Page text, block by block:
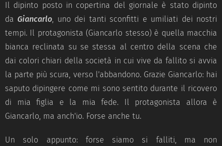
Il dipinto posto in copertina del giornale è stato dipinto
daGiancarlo, uno dei tanti sconfitti e umiliati dei nostri
tempi. Il protagonista (Giancarlo stesso) è quella macchia
bianca reclinata su se stessa al centro della scena che
dai colori chiari della società in cui vive da fallito si avvia
la parte più scura, verso l'abbandono. Grazie Giancarlo: hai
saputo dipingere come mi sono sentito durante il ricovero
di mia figlia e la mia fede. Il protagonista allora è
Giancarlo, ma anch'io. Forse anche tu.
Un solo appunto: forse siamo si falliti, ma non